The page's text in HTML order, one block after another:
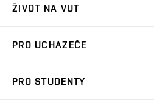
ŽIVOT NA VUT
Koleje
PRO UCHAZEČE
PRO STUDENTY